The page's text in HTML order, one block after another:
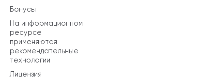
Бонусы
На информационном
ресурсе
применяются
рекомендательные
технологии
Лицензия